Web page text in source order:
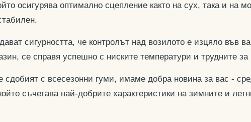
осигурява оптимално сцепление както на сух, така и на
сигурността, че контролът над возилото е изцяло във
се справя успешно с ниските температури и трудните
сдобият с всесезонни гуми, имаме добра новина за вас -
съчетава най-добрите характеристики на зимните и